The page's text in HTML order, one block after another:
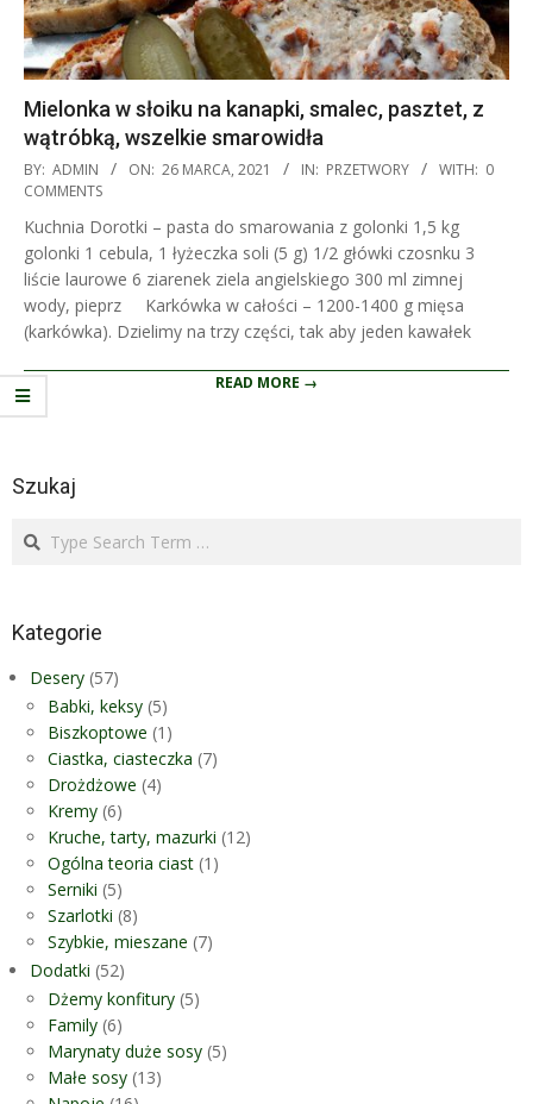
Mielonka w słoiku na kanapki, smalec, pasztet, z
wątróbką, wszelkie smarowidła
2021-
03-
BY: ADMIN ON: 26 MARCA, 2021 IN: PRZETWORY WITH: 0
COMMENTS
Kuchnia Dorotki – pasta do smarowania z golonki 1,5 kg
golonki 1 cebula, 1 łyżeczka soli (5 g) 1/2 główki czosnku 3
liście laurowe 6 ziarenek ziela angielskiego 300 ml zimnej
wody, pieprz Karkówka w całości – 1200-1400 g mięsa
(karkówka). Dzielimy na trzy części, tak aby jeden kawałek
READ MORE →
Szukaj
Search
Kategorie
Desery (57)
Babki, keksy (5)
Biszkoptowe (1)
Ciastka, ciasteczka (7)
Drożdżowe (4)
Kremy (6)
Kruche, tarty, mazurki (12)
Ogólna teoria ciast (1)
Serniki (5)
Szarlotki (8)
Szybkie, mieszane (7)
Dodatki (52)
Dżemy konfitury (5)
Family (6)
Marynaty duże sosy (5)
Małe sosy (13)